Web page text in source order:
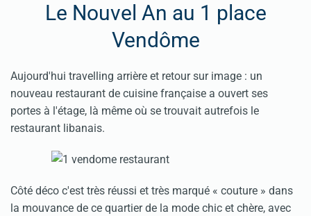
Le Nouvel An au 1 place
Vendôme
Aujourd'hui travelling arrière et retour sur image : un
nouveau restaurant de cuisine française a ouvert ses
portes à l'étage, là même où se trouvait autrefois le
restaurant libanais.
Côté déco c'est très réussi et très marqué « couture » dans
la mouvance de ce quartier de la mode chic et chère, avec